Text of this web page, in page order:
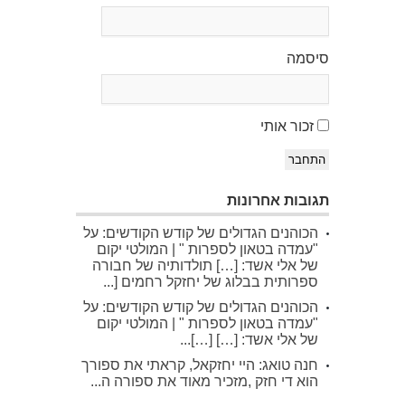
סיסמה
זכור אותי
התחבר
תגובות אחרונות
הכוהנים הגדולים של קודש הקודשים: על
"עמדה בטאון לספרות " | המולטי יקום
של אלי אשד: […] תולדותיה של חבורה
ספרותית בבלוג של יחזקל רחמים [...
הכוהנים הגדולים של קודש הקודשים: על
"עמדה בטאון לספרות " | המולטי יקום
של אלי אשד: […] […]...
חנה טואג: היי יחזקאל, קראתי את ספורך
הוא די חזק ,מזכיר מאוד את ספורה ה...